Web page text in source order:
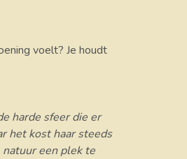
voelt? Je houdt
harde sfeer die er
het kost haar steeds
natuur een plek te